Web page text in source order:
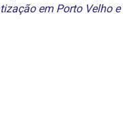
em Porto Velhoe